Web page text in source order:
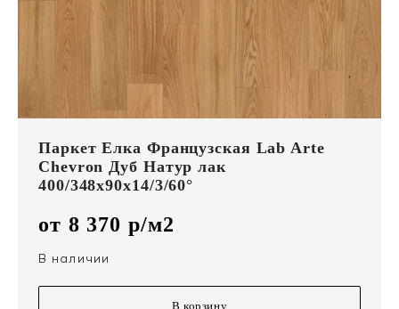
Паркет Елка Французская Lab Arte
Chevron Дуб Натур лак
400/348х90х14/3/60°
от 8 370 р/м2
В наличии
В корзину